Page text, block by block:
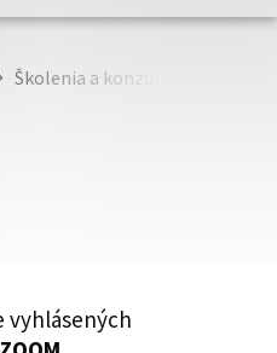
Školenia a konzultácie/
vyhlásených